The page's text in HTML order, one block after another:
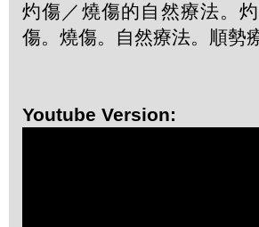
灼傷／燒傷的自然療法。
傷。燒傷。自然療法。順勢
Youtube Version: